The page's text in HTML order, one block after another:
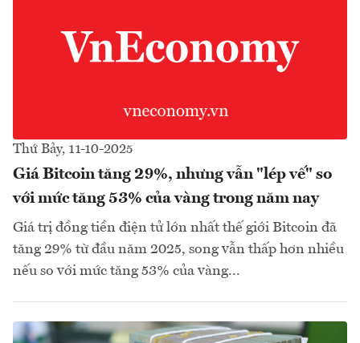
Thứ Bảy, 11-10-2025
Giá Bitcoin tăng 29%, nhưng vẫn "lép vế" so
với mức tăng 53% của vàng trong năm nay
Giá trị đồng tiền điện tử lớn nhất thế giới Bitcoin đã
tăng 29% từ đầu năm 2025, song vẫn thấp hơn nhiều
nếu so với mức tăng 53% của vàng...